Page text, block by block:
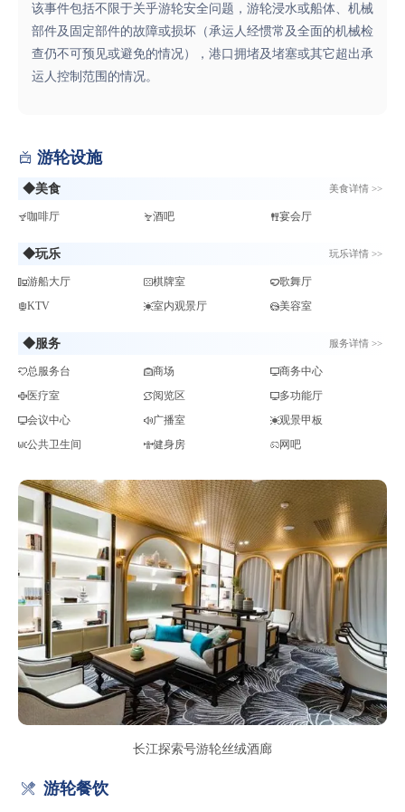
该事件包括不限于关乎游轮安全问题，游轮浸水或船体、机械
部件及固定部件的故障或损坏（承运人经惯常及全面的机械检
查仍不可预见或避免的情况），港口拥堵及堵塞或其它超出承
运人控制范围的情况。
 游轮设施
◆美食 美食详情 >>
咖啡厅 酒吧 宴会厅
◆玩乐 玩乐详情 >>
游船大厅 棋牌室
歌舞厅
KTV
室内观景厅 美容室
◆服务 服务详情 >>
总服务台 商场
商务中心
医疗室
阅览区
多功能厅
会议中心
广播室
观景甲板
公共卫生间
健身房 网吧
长江探索号游轮丝绒酒廊
 游轮餐饮